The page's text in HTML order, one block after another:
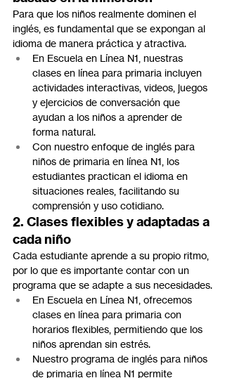
Para que los niños realmente dominen el
inglés, es fundamental que se expongan al
idioma de manera práctica y atractiva.
En Escuela en Línea N1, nuestras
clases en línea para primaria incluyen
actividades interactivas, videos, juegos
y ejercicios de conversación que
ayudan a los niños a aprender de
forma natural.
Con nuestro enfoque de inglés para
niños de primaria en línea N1, los
estudiantes practican el idioma en
situaciones reales, facilitando su
comprensión y uso cotidiano.
2. Clases flexibles y adaptadas a
cada niño
Cada estudiante aprende a su propio ritmo,
por lo que es importante contar con un
programa que se adapte a sus necesidades.
En Escuela en Línea N1, ofrecemos
clases en línea para primaria con
horarios flexibles, permitiendo que los
niños aprendan sin estrés.
Nuestro programa de inglés para niños
de primaria en línea N1 permite